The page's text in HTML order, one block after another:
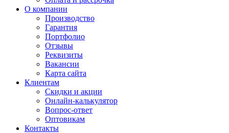
О компании
Производство
Гарантия
Портфолио
Отзывы
Реквизиты
Вакансии
Карта сайта
Клиентам
Скидки и акции
Онлайн-калькулятор
Вопрос-ответ
Оптовикам
Контакты